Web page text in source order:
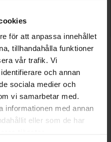
för att anpassa innehållet
tillhandahålla funktioner
vår trafik. Vi
och annan
sociala medier och
vi samarbetar med.
informationen med annan
eller som de har
29:-